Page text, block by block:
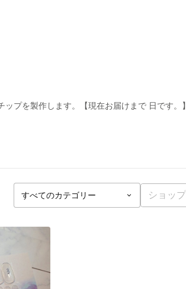
プを製作します。【現在お届けまで 日です。】